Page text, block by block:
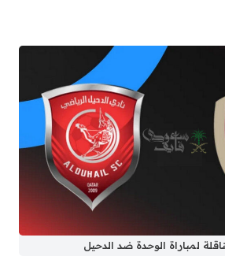
لمباراة الوحدة ضد الدحيل